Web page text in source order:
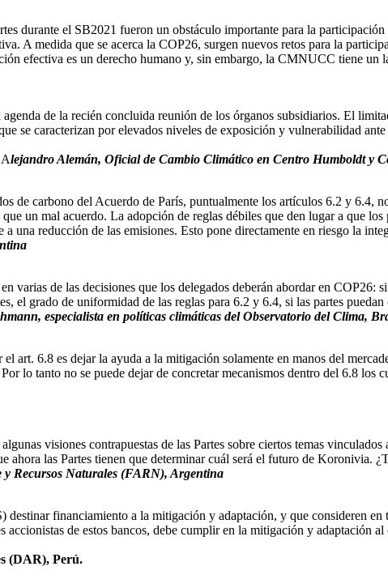
durante el SB2021 fueron un obstáculo importante para la
A medida que se acerca la COP26, surgen nuevos retos para la
efectiva es un derecho humano y, sin embargo, la CMNUCC tiene un
de la recién concluida reunión de los órganos subsidiarios. El
se caracterizan por elevados niveles de exposición y vulnerabilidad
Alejandro Alemán, Oficial de Cambio Climático en Centro Humboldt y
de carbono del Acuerdo de París, puntualmente los artículos 6.2 y
un mal acuerdo. La adopción de reglas débiles que den lugar a que
una reducción de las emisiones. Esto pone directamente en riesgo la
varias de las decisiones que los delegados deberán abordar en
el grado de uniformidad de las reglas para 6.2 y 6.4, si las partes
especialista en políticas climáticas del Observatorio del Clima,
art. 6.8 es dejar la ayuda a la mitigación solamente en manos del
lo tanto no se puede dejar de concretar mecanismos dentro del 6.8 los
visiones contrapuestas de las Partes sobre ciertos temas
ahora las Partes tienen que determinar cuál será el futuro de Koronivia.
Recursos Naturales (FARN), Argentina
destinar financiamiento a la mitigación y adaptación, y que consideren
de estos bancos, debe cumplir en la mitigación y adaptación
(DAR), Perú.